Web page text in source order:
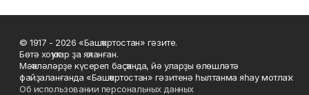
© 1917 - 2026 «Башҡортостан» гәзите.
Бөтә хоҡуҡтар ҙа яҡланған.
Мәҡәләләрҙе күсереп баҫҡанда, йә уларҙы өлөшләтә
файҙаланғанда «Башҡортостан» гәзитенә һылтанма яһау мотлаҡ.
Об использовании персональных данных